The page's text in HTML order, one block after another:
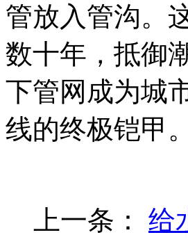
管放入管沟。
数十年，抵御
下管网成为城
线的终极铠甲。
上一条： 给